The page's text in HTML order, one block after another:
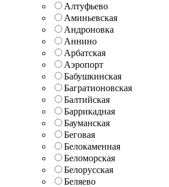
Алтуфьево
Аминьевская
Андроновка
Аннино
Арбатская
Аэропорт
Бабушкинская
Багратионовская
Балтийская
Баррикадная
Бауманская
Беговая
Белокаменная
Беломорская
Белорусская
Беляево